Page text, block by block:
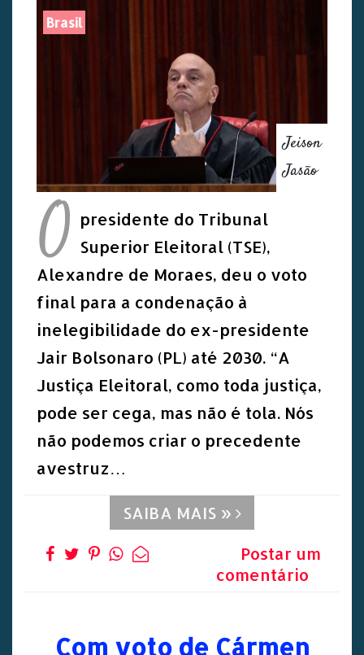
Brasil
Jeison
Jasão
O presidente do Tribunal
Superior Eleitoral (TSE),
Alexandre de Moraes, deu o voto
final para a condenação à
inelegibilidade do ex-presidente
Jair Bolsonaro (PL) até 2030. “A
Justiça Eleitoral, como toda justiça,
pode ser cega, mas não é tola. Nós
não podemos criar o precedente
avestruz…
SAIBA MAIS »
Postar um
comentário
Com voto de Cármen